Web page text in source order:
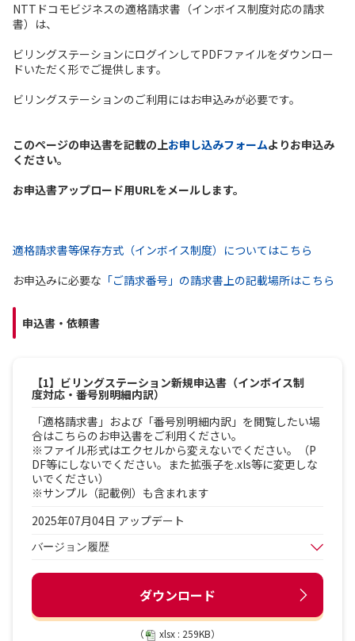
NTTドコモビジネスの適格請求書（インボイス制度対応の請求
書）は、
ビリングステーションにログインしてPDFファイルをダウンロー
ドいただく形でご提供します。
ビリングステーションのご利用にはお申込みが必要です。
このページの申込書を記載の上お申し込みフォームよりお申込み
ください。
お申込書アップロード用URLをメールします。
適格請求書等保存方式（インボイス制度）についてはこちら
お申込みに必要な 「ご請求番号」の請求書上の記載場所はこちら
申込書・依頼書
【1】ビリングステーション新規申込書（インボイス制
度対応・番号別明細内訳）
「適格請求書」および「番号別明細内訳」を閲覧したい場
合はこちらのお申込書をご利用ください。
※ファイル形式はエクセルから変えないでください。（P
DF等にしないでください。また拡張子を.xls等に変更しな
いでください）
※サンプル（記載例）も含まれます
2025年07月04日 アップデート
バージョン履歴
ダウンロード
（ xlsx : 259KB）